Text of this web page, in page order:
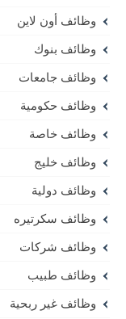
وظائف أون لاين
وظائف بنوك
وظائف جامعات
وظائف حكومية
وظائف خاصة
وظائف خليج
وظائف دولية
وظائف سكرتيره
وظائف شركات
وظائف طبيب
وظائف غير ربحية